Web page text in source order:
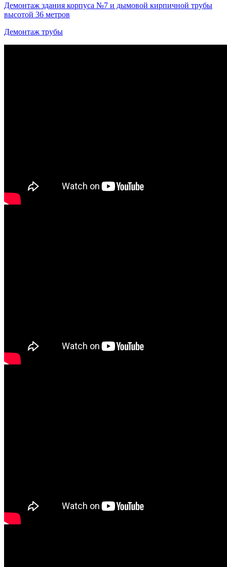
Демонтаж здания корпуса №7 и дымовой кирпичной трубы
высотой 36 метров
Демонтаж трубы